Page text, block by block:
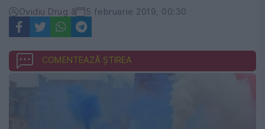
Ovidiu Drug ă 5 februarie 2019, 00:30
COMENTEAZĂ ȘTIREA